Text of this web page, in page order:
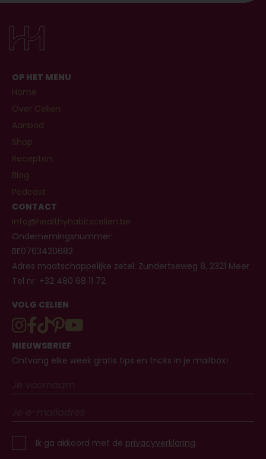
OP HET MENU
Home
Over Celien
Aanbod
Shop
Recepten
Blog
Podcast
CONTACT
info@healthyhabitscelien.be
Ondernemingsnummer:
BE0763420682
Adres maatschappelijke zetel: Zundertseweg 8, 2321 Meer
Tel nr. +32 480 68 11 72
VOLG CELIEN
NIEUWSBRIEF
Ontvang elke week gratis tips en tricks in je mailbox!
Ik ga akkoord met de privacyverklaring.